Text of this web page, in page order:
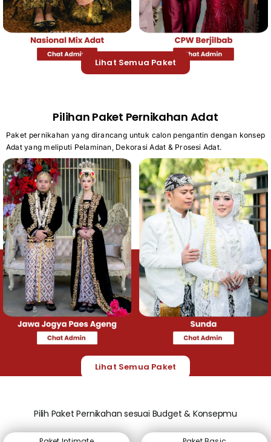
Lihat Semua Paket
Pilihan Paket Pernikahan Adat
Paket pernikahan yang dirancang untuk calon pengantin dengan konsep
Adat yang meliputi Pelaminan, Dekorasi Adat & Prosesi Adat.
Lihat Semua Paket
Pilih Paket Pernikahan sesuai Budget & Konsepmu